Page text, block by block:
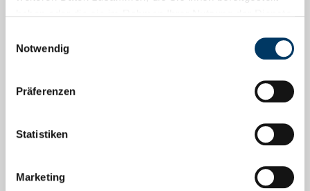
Notwendig
Präferenzen
Statistiken
Marketing